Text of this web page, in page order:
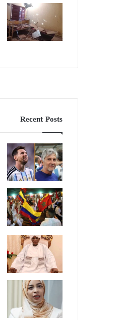
Recent Posts